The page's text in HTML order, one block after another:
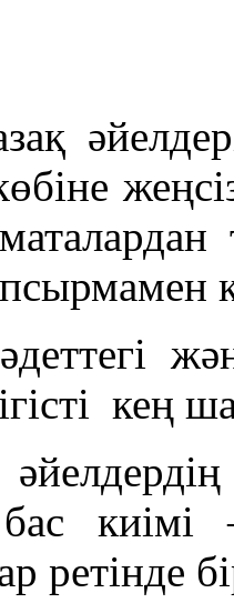
кең
киімі
ретінде